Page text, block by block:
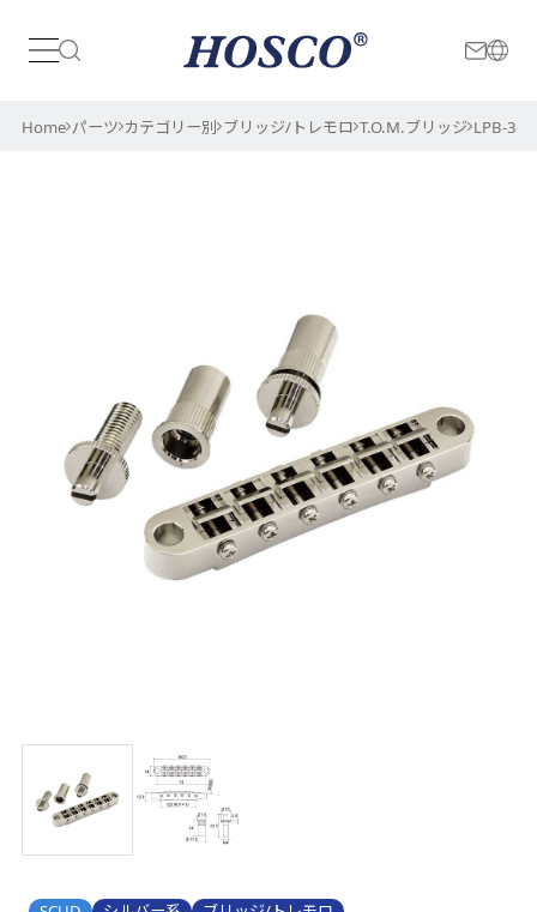
日本 International
Home パーツ カテゴリー別 ブリッジ/トレモロ T.O.M.ブリッジ LPB-3TN